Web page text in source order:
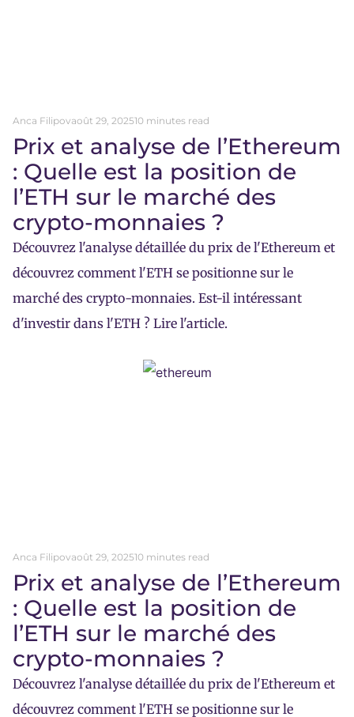
Anca Filipovaoût 29, 202510 minutes read
Prix et analyse de l’Ethereum
: Quelle est la position de
l’ETH sur le marché des
crypto-monnaies ?
Découvrez l'analyse détaillée du prix de l'Ethereum et
découvrez comment l'ETH se positionne sur le
marché des crypto-monnaies. Est-il intéressant
d'investir dans l'ETH ? Lire l'article.
Anca Filipovaoût 29, 202510 minutes read
Prix et analyse de l’Ethereum
: Quelle est la position de
l’ETH sur le marché des
crypto-monnaies ?
Découvrez l'analyse détaillée du prix de l'Ethereum et
découvrez comment l'ETH se positionne sur le